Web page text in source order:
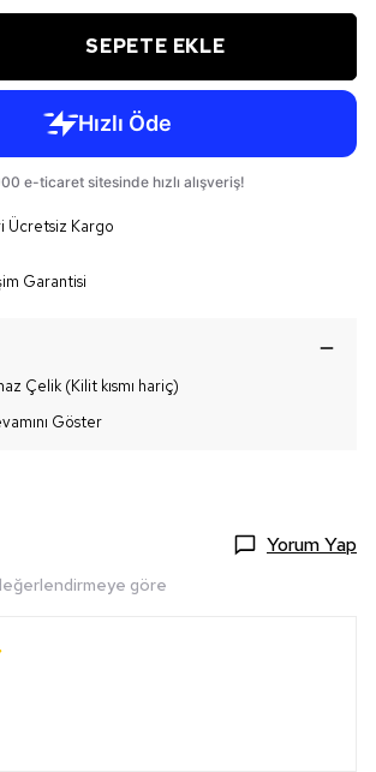
SEPETE EKLE
Ücretsiz Kargo
Garantisi
Çelik (Kilit kısmı hariç)
Göster
Yorum Yap
göre